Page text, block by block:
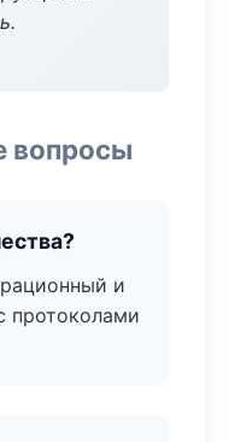
вопросы
и
протоколами